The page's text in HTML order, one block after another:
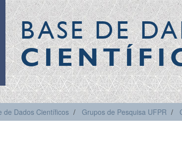
BASE DE
de Dados Científicos Grupos de Pesquisa UFPR